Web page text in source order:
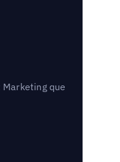
que